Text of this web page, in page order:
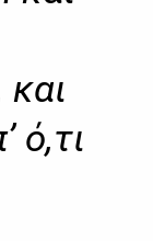
ό,τι